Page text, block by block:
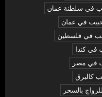
في سلطنة عمان
في عمان
في فلسطين
في كندا
في مصر
كالبرق
بالسحر